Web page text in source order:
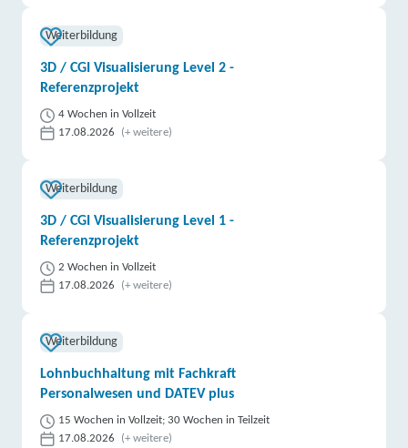
Weiterbildung
3D / CGI Visualisierung Level 2 -
Referenzprojekt
4 Wochen in Vollzeit
17.08.2026
(+ weitere)
Weiterbildung
3D / CGI Visualisierung Level 1 -
Referenzprojekt
2 Wochen in Vollzeit
17.08.2026
(+ weitere)
Weiterbildung
Lohnbuchhaltung mit Fachkraft
Personalwesen und DATEV plus
15 Wochen in Vollzeit; 30 Wochen in Teilzeit
17.08.2026
(+ weitere)